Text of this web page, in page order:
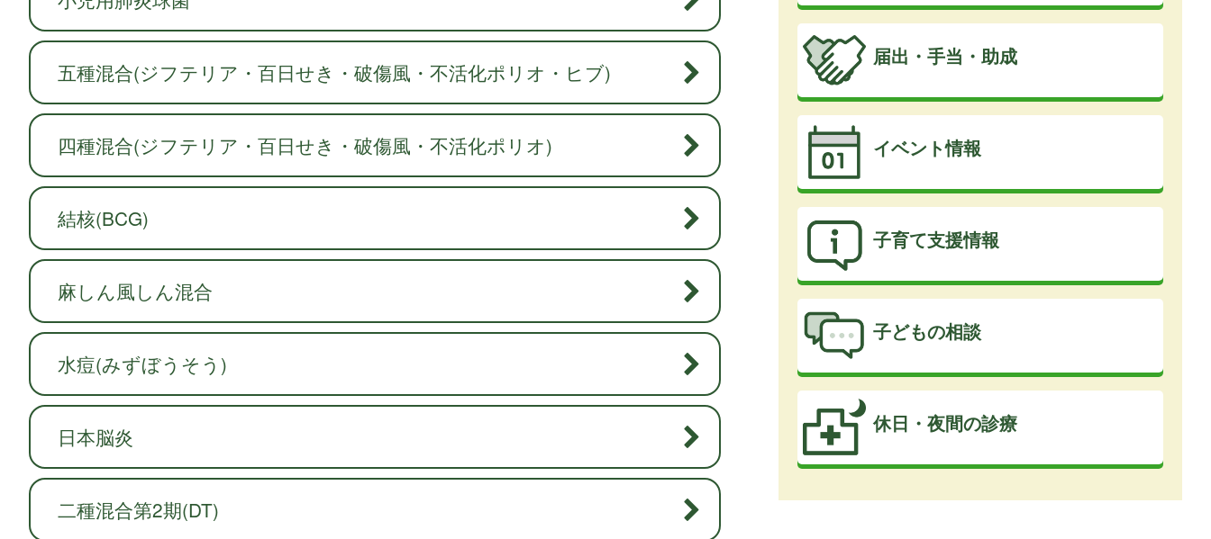
五種混合(ジフテリア・百日せき・破傷風・不活化ポリオ・ヒブ)
四種混合(ジフテリア・百日せき・破傷風・不活化ポリオ)
結核(BCG)
麻しん風しん混合
水痘(みずぼうそう)
日本脳炎
二種混合第2期(DT)
届出・手当・助成
イベント情報
子育て支援情報
子どもの相談
休日・夜間の診療